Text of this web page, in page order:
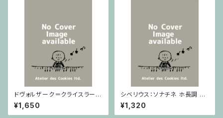
ドヴォルザーク＝クライスラー：
スラヴ幻想曲 ロ短調 from Op.
55-4, Op.75 / ヴァイオリンと
¥1,650
シベリウス：ソナチネ ホ長調 O
p.80 / ヴァイオリンとピアノ
¥1,320